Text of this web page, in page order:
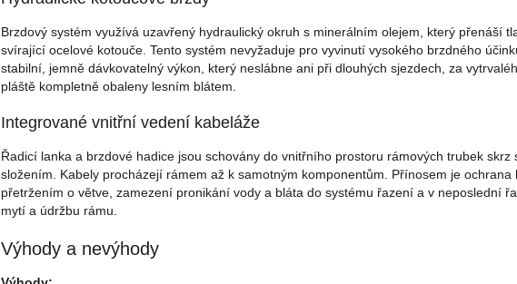
Brzdový systém využívá uzavřený hydraulický okruh s minerálním olejem, který přenáší
svírající ocelové kotouče. Tento systém nevyžaduje pro vyvinutí vysokého brzdného
stabilní, jemně dávkovatelný výkon, který neslábne ani při dlouhých sjezdech, za
pláště kompletně obaleny lesním blátem.
Integrované vnitřní vedení kabeláže
Řadicí lanka a brzdové hadice jsou schovány do vnitřního prostoru rámových trubek
složením. Kabely procházejí rámem až k samotným komponentům. Přínosem je ochrana
přetržením o větve, zamezení pronikání vody a bláta do systému řazení a v neposlední
mytí a údržbu rámu.
Výhody a nevýhody